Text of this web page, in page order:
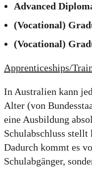
Advanced
(Vocational)
(Vocational)
Apprenticeships/
In Australien kann
Alter (von
eine Ausbildung
Schulabschluss stellt
Dadurch kommt es
Schulabgänger,